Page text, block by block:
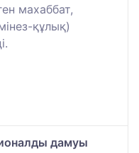
махаббат,
құлық)
дамуы